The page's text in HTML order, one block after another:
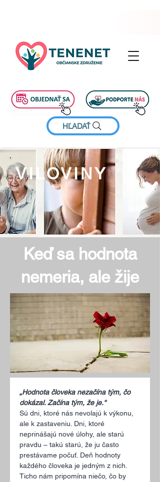
HĽADAŤ
Keď sa hodnota
nemeria, ale žije
„Hodnota človeka nezačína tým, čo
dokázal. Začína tým, že je.“
Sú dni, ktoré nás nevolajú k výkonu,
ale k zastaveniu. Dni, ktoré
neprinášajú nové úlohy, ale starú
pravdu – takú starú, že ju často
prestávame počuť. Deň hodnoty
každého človeka je jedným z nich.
Ticho nám pripomína niečo, čo by
VILOVINY